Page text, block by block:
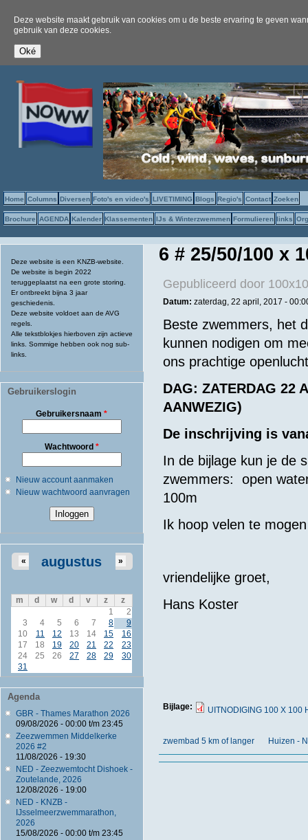
Deze website maakt gebruik van cookies om u de beste ervaring te geven
gebruik van deze cookies.
Home Columns Diversen Foto's en video's LIVETIMING Blogs Regio's Contact Zoeken
Brochure AGENDA Kalender Klassementen IJs & Winterzwemmen Formulieren links
Deze website is een KNZB-website.
De website is begin 2022
teruggeplaatst na een grote storing.
Er ontbreekt bijna 3 jaar
geschiedenis.
Deze website voldoet aan de AVG
regels.
Alle tekstblokjes hierboven zijn actieve
links. Sommige hebben ook nog sub-
links.
Gebruikerslogin
Gebruikersnaam*
Wachtwoord *
Nieuw account aanmaken
Nieuw wachtwoord aanvragen
augustus
« »
m d w d v z
z
1
2
3
4 5 6 7 8
9
10
11 12 13 14 15
16
17
18 19 20 21 22
23
24
25 26 27 28 29
30
31
Agenda
GBR - Thames Marathon 2026
09/08/2026 - 00:00t/m 23:45
Zeezwemmen Middelkerke
2026 #2
11/08/2026 - 19:30
NED - Zeezwemtocht Dishoek -
Zoutelande, 2026
12/08/2026 - 19:00
NED - KNZB -
IJsselmeerzwemmarathon,
2026
15/08/2026 - 00:00t/m 23:45
6 # 25/50/100 x
Gepubliceerd door
Datum: zaterdag, 22 april, 2017 -
Beste zwemmers, het
kunnen nodigen om
ons prachtige
DAG: ZATERDAG 22
AANWEZIG)
De inschrijving is
In de bijlage kun je de
zwemmers: open
100m
Ik hoop velen te
vriendelijke groet,
Hans Koster
Bijlage: UITNODIGING 100 X 100
zwembad 5 km of langer Huizen -